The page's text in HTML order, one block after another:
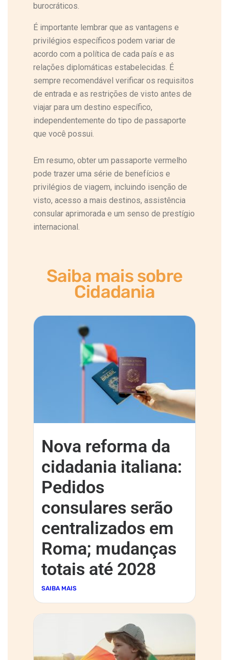
burocráticos.
É importante lembrar que as vantagens e
privilégios específicos podem variar de
acordo com a política de cada país e as
relações diplomáticas estabelecidas. É
sempre recomendável verificar os requisitos
de entrada e as restrições de visto antes de
viajar para um destino específico,
independentemente do tipo de passaporte
que você possui.
Em resumo, obter um passaporte vermelho
pode trazer uma série de benefícios e
privilégios de viagem, incluindo isenção de
visto, acesso a mais destinos, assistência
consular aprimorada e um senso de prestígio
internacional.
Saiba mais sobre
Cidadania
Nova reforma da
cidadania italiana:
Pedidos
consulares serão
centralizados em
Roma; mudanças
totais até 2028
SAIBA MAIS